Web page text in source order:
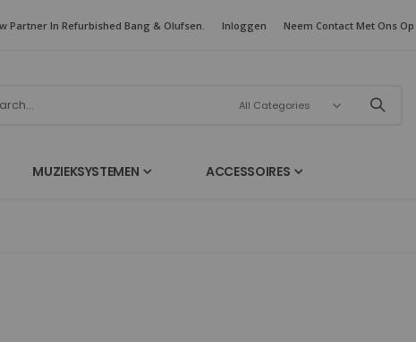
Partner In Refurbished Bang & Olufsen. Inloggen Neem Contact Met Ons Op
MUZIEKSYSTEMEN ACCESSOIRES